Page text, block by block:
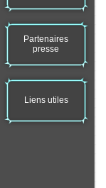
Partenaires
presse
Liens utiles